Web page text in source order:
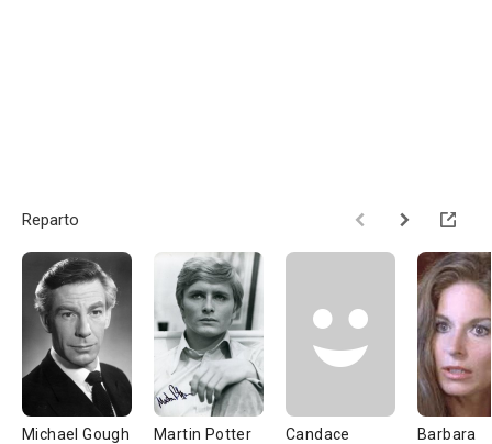
Reparto
Michael Gough Martin Potter
Candace
Barbara